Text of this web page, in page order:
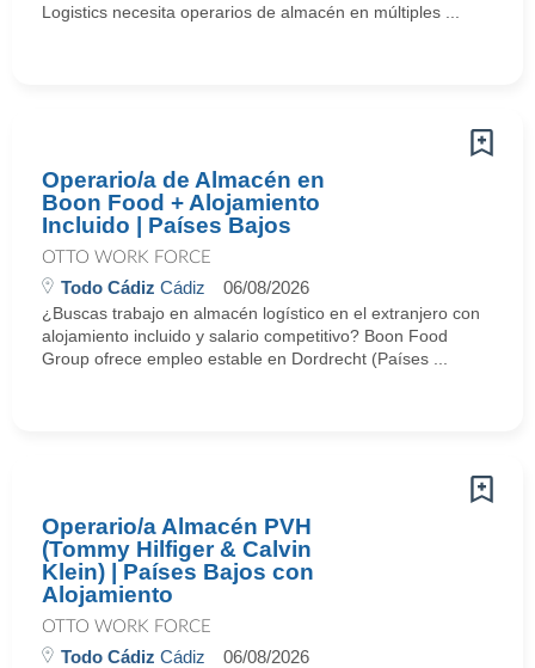
Logistics necesita operarios de almacén en múltiples ...
Operario/a de Almacén en
Boon Food + Alojamiento
Incluido | Países Bajos
OTTO WORK FORCE
Todo Cádiz Cádiz 06/08/2026
¿Buscas trabajo en almacén logístico en el extranjero con
alojamiento incluido y salario competitivo? Boon Food
Group ofrece empleo estable en Dordrecht (Países ...
Operario/a Almacén PVH
(Tommy Hilfiger & Calvin
Klein) | Países Bajos con
Alojamiento
OTTO WORK FORCE
Todo Cádiz Cádiz 06/08/2026